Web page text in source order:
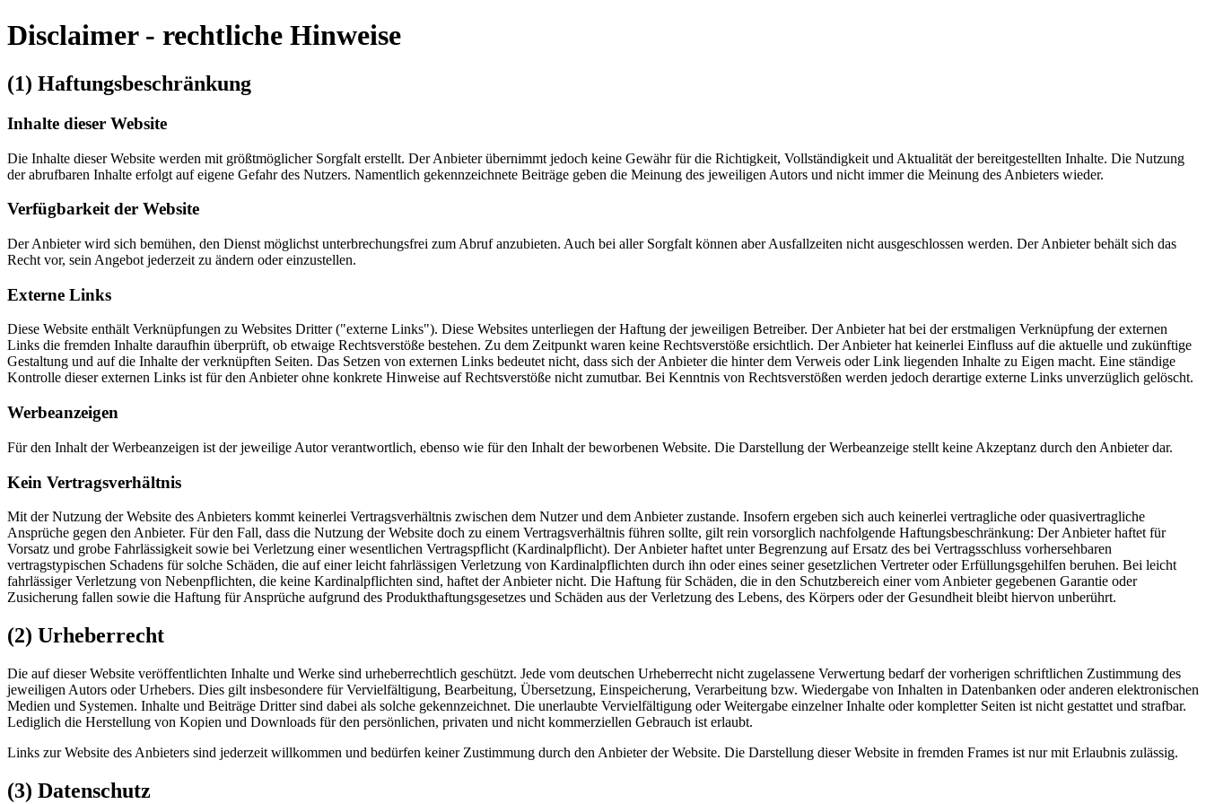
Disclaimer - rechtliche Hinweise
(1) Haftungsbeschränkung
Inhalte dieser Website
Die Inhalte dieser Website werden mit größtmöglicher Sorgfalt erstellt. Der Anbieter übernimmt jedoch keine Gewähr für die Richtigkeit, Vollständigkeit und Aktualität der bereitgestellten Inhalte. Die Nutzung
der abrufbaren Inhalte erfolgt auf eigene Gefahr des Nutzers. Namentlich gekennzeichnete Beiträge geben die Meinung des jeweiligen Autors und nicht immer die Meinung des Anbieters wieder.
Verfügbarkeit der Website
Der Anbieter wird sich bemühen, den Dienst möglichst unterbrechungsfrei zum Abruf anzubieten. Auch bei aller Sorgfalt können aber Ausfallzeiten nicht ausgeschlossen werden. Der Anbieter behält sich das
Recht vor, sein Angebot jederzeit zu ändern oder einzustellen.
Externe Links
Diese Website enthält Verknüpfungen zu Websites Dritter ("externe Links"). Diese Websites unterliegen der Haftung der jeweiligen Betreiber. Der Anbieter hat bei der erstmaligen Verknüpfung der externen
Links die fremden Inhalte daraufhin überprüft, ob etwaige Rechtsverstöße bestehen. Zu dem Zeitpunkt waren keine Rechtsverstöße ersichtlich. Der Anbieter hat keinerlei Einfluss auf die aktuelle und zukünftige
Gestaltung und auf die Inhalte der verknüpften Seiten. Das Setzen von externen Links bedeutet nicht, dass sich der Anbieter die hinter dem Verweis oder Link liegenden Inhalte zu Eigen macht. Eine ständige
Kontrolle dieser externen Links ist für den Anbieter ohne konkrete Hinweise auf Rechtsverstöße nicht zumutbar. Bei Kenntnis von Rechtsverstößen werden jedoch derartige externe Links unverzüglich gelöscht.
Werbeanzeigen
Für den Inhalt der Werbeanzeigen ist der jeweilige Autor verantwortlich, ebenso wie für den Inhalt der beworbenen Website. Die Darstellung der Werbeanzeige stellt keine Akzeptanz durch den Anbieter dar.
Kein Vertragsverhältnis
Mit der Nutzung der Website des Anbieters kommt keinerlei Vertragsverhältnis zwischen dem Nutzer und dem Anbieter zustande. Insofern ergeben sich auch keinerlei vertragliche oder quasivertragliche
Ansprüche gegen den Anbieter. Für den Fall, dass die Nutzung der Website doch zu einem Vertragsverhältnis führen sollte, gilt rein vorsorglich nachfolgende Haftungsbeschränkung: Der Anbieter haftet für
Vorsatz und grobe Fahrlässigkeit sowie bei Verletzung einer wesentlichen Vertragspflicht (Kardinalpflicht). Der Anbieter haftet unter Begrenzung auf Ersatz des bei Vertragsschluss vorhersehbaren
vertragstypischen Schadens für solche Schäden, die auf einer leicht fahrlässigen Verletzung von Kardinalpflichten durch ihn oder eines seiner gesetzlichen Vertreter oder Erfüllungsgehilfen beruhen. Bei leicht
fahrlässiger Verletzung von Nebenpflichten, die keine Kardinalpflichten sind, haftet der Anbieter nicht. Die Haftung für Schäden, die in den Schutzbereich einer vom Anbieter gegebenen Garantie oder
Zusicherung fallen sowie die Haftung für Ansprüche aufgrund des Produkthaftungsgesetzes und Schäden aus der Verletzung des Lebens, des Körpers oder der Gesundheit bleibt hiervon unberührt.
(2) Urheberrecht
Die auf dieser Website veröffentlichten Inhalte und Werke sind urheberrechtlich geschützt. Jede vom deutschen Urheberrecht nicht zugelassene Verwertung bedarf der vorherigen schriftlichen Zustimmung des
jeweiligen Autors oder Urhebers. Dies gilt insbesondere für Vervielfältigung, Bearbeitung, Übersetzung, Einspeicherung, Verarbeitung bzw. Wiedergabe von Inhalten in Datenbanken oder anderen elektronischen
Medien und Systemen. Inhalte und Beiträge Dritter sind dabei als solche gekennzeichnet. Die unerlaubte Vervielfältigung oder Weitergabe einzelner Inhalte oder kompletter Seiten ist nicht gestattet und strafbar.
Lediglich die Herstellung von Kopien und Downloads für den persönlichen, privaten und nicht kommerziellen Gebrauch ist erlaubt.
Links zur Website des Anbieters sind jederzeit willkommen und bedürfen keiner Zustimmung durch den Anbieter der Website. Die Darstellung dieser Website in fremden Frames ist nur mit Erlaubnis zulässig.
(3) Datenschutz